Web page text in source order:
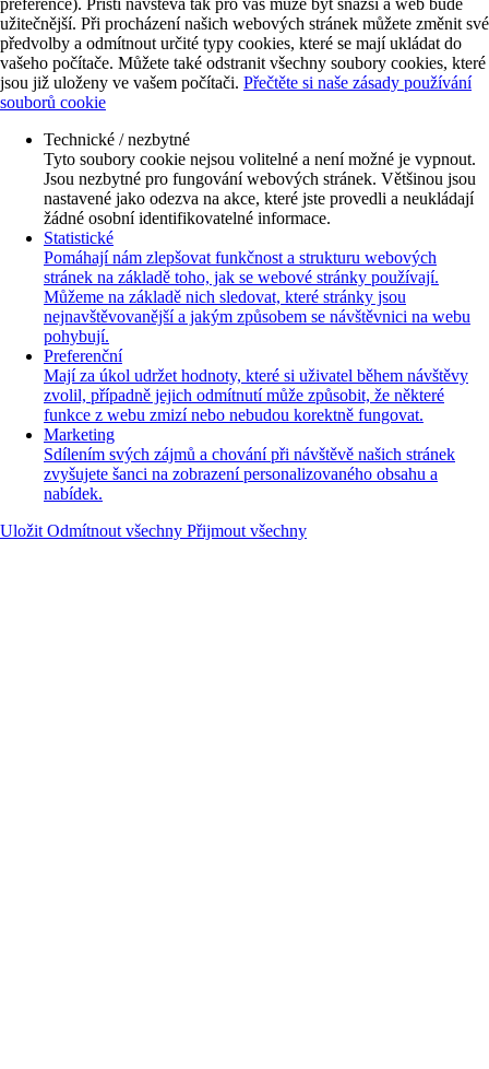
preference). Příští návštěva tak pro vás může být snazší a web bude
užitečnější. Při procházení našich webových stránek můžete změnit své
předvolby a odmítnout určité typy cookies, které se mají ukládat do
vašeho počítače. Můžete také odstranit všechny soubory cookies, které
jsou již uloženy ve vašem počítači. Přečtěte si naše zásady používání
souborů cookie
Technické / nezbytné
Tyto soubory cookie nejsou volitelné a není možné je vypnout.
Jsou nezbytné pro fungování webových stránek. Většinou jsou
nastavené jako odezva na akce, které jste provedli a neukládají
žádné osobní identifikovatelné informace.
Statistické
Pomáhají nám zlepšovat funkčnost a strukturu webových
stránek na základě toho, jak se webové stránky používají.
Můžeme na základě nich sledovat, které stránky jsou
nejnavštěvovanější a jakým způsobem se návštěvnici na webu
pohybují.
Preferenční
Mají za úkol udržet hodnoty, které si uživatel během návštěvy
zvolil, případně jejich odmítnutí může způsobit, že některé
funkce z webu zmizí nebo nebudou korektně fungovat.
Marketing
Sdílením svých zájmů a chování při návštěvě našich stránek
zvyšujete šanci na zobrazení personalizovaného obsahu a
nabídek.
Uložit Odmítnout všechny Přijmout všechny